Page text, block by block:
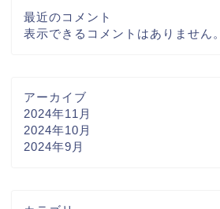
最近のコメント
表示できるコメントはありません。
アーカイブ
2024年11月
2024年10月
2024年9月